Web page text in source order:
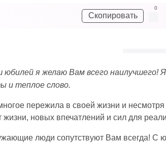
Скопировать
0
я желаю Вам всего наилучшего!
и теплое слово.
пережила в своей жизни и
жизни, новых впечатлений и сил для
люди сопутствуют Вам всегда! С